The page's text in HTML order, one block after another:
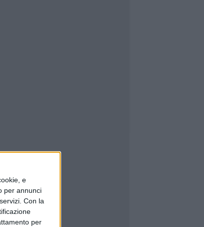
e
per annunci
Con la
per